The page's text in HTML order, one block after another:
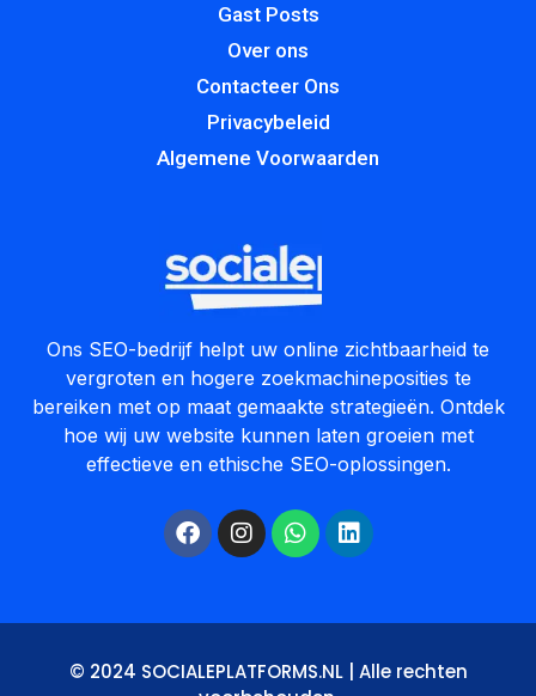
Gast Posts
Over ons
Contacteer Ons
Privacybeleid
Algemene Voorwaarden
Ons SEO-bedrijf helpt uw online zichtbaarheid te
vergroten en hogere zoekmachineposities te
bereiken met op maat gemaakte strategieën. Ontdek
hoe wij uw website kunnen laten groeien met
effectieve en ethische SEO-oplossingen.
© 2024 SOCIALEPLATFORMS.NL | Alle rechten